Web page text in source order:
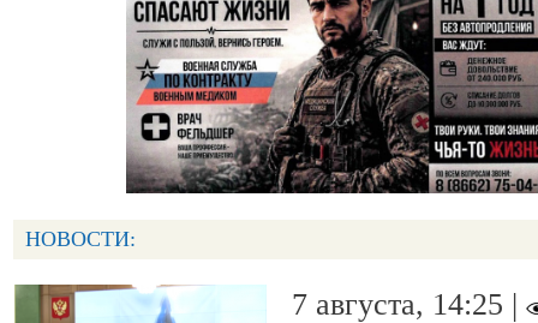
НОВОСТИ:
7 августа, 14:25 |